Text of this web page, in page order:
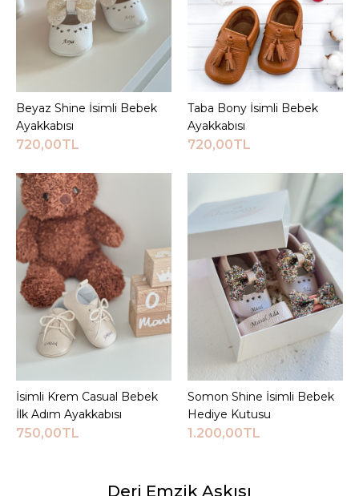
Sepete Ekle
Beyaz Shine İsimli Bebek
Ayakkabısı
720,00TL
Sepete Ekle
Taba Bony İsimli Bebek
Ayakkabısı
720,00TL
Sepete Ekle
İsimli Krem Casual Bebek
İlk Adım Ayakkabısı
750,00TL
Sepete Ekle
Somon Shine İsimli Bebek
Hediye Kutusu
1.200,00TL
Deri Emzik Askısı